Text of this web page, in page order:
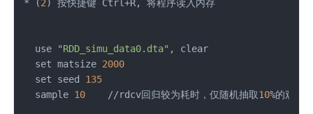
* (2) 按快捷键 Ctrl+R, 将程序读入内存
  use
"RDD_simu_data0.dta" , clear
  set matsize
2000
  set seed
135
  sample
10
    //rdcv回归较为耗时，仅随机抽取
10%的观察